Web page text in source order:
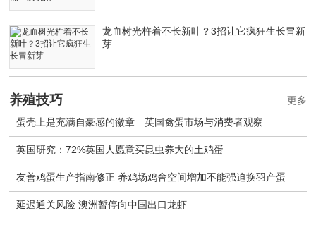
龙血树光杵着不长新叶？3招让它疯狂生长冒新
芽
养殖技巧
蛋壳上是充满自豪感的徽章 英国禽蛋市场与消费者观察
英国研究：72%英国人愿意买昆虫养大的土鸡蛋
友善鸡蛋生产指南修正 养鸡场鸡舍空间增加不能强迫换羽产蛋
延迟通关风险 澳洲暂停向中国出口龙虾
更多